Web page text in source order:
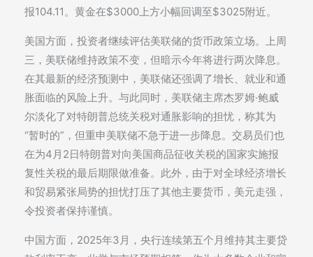
报104.11。黄金在$3000上方小幅回调至$3025附近。
美国方面，投资者继续评估美联储的货币政策立场。上周
三，美联储维持政策不变，但暗示今年将进行两次降息。
在其最新的经济预测中，美联储还强调了增长、就业和通
胀面临的风险上升。与此同时，美联储主席杰罗姆·鲍威
尔淡化了对特朗普总统关税对通胀影响的担忧，称其为
“暂时的”，但重申美联储不急于进一步降息。交易员们也
在为4月2日特朗普对向美国商品征收关税的国家实施报
复性关税的最后期限做准备。此外，由于对全球经济增长
和贸易紧张局势的担忧打压了其他主要货币，美元走强，
令投资者保持谨慎。
中国方面，2025年3月，央行连续第五个月维持其主要贷